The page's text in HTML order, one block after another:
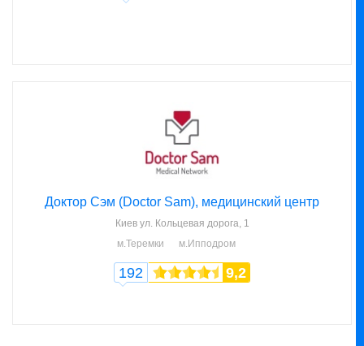
Доктор Сэм (Doctor Sam), медицинский центр
Киев ул. Кольцевая дорога, 1
м.Теремки
м.Ипподром
192 9,2